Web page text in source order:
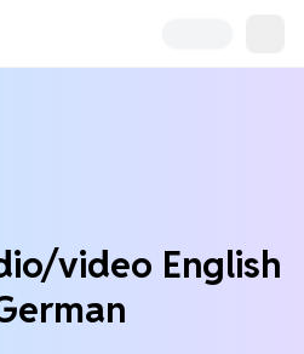
video English